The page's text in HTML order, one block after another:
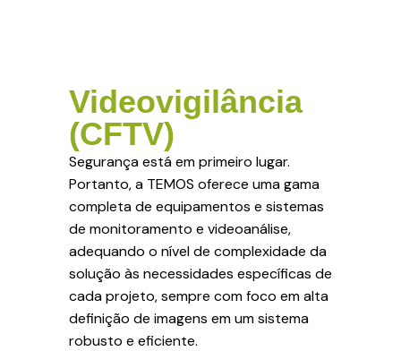
Videovigilância
(CFTV)
Segurança está em primeiro lugar.
Portanto, a TEMOS oferece uma gama
completa de equipamentos e sistemas
de monitoramento e videoanálise,
adequando o nível de complexidade da
solução às necessidades específicas de
cada projeto, sempre com foco em alta
definição de imagens em um sistema
robusto e eficiente.